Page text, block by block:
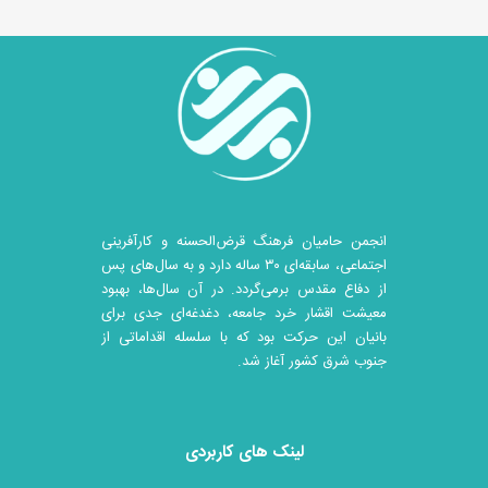
انجمن حامیان فرهنگ قرض‌الحسنه و کارآفرینی
اجتماعی، سابقه‌ای ۳۰ ساله دارد و به سال‌های پس
از دفاع مقدس برمی‌گردد. در آن سال‎‌ها، بهبود
معیشت اقشار خرد جامعه، دغدغه‌ای جدی برای
بانیان این حرکت بود که با سلسله اقداماتی از
جنوب شرق کشور آغاز شد.
لینک های کاربردی